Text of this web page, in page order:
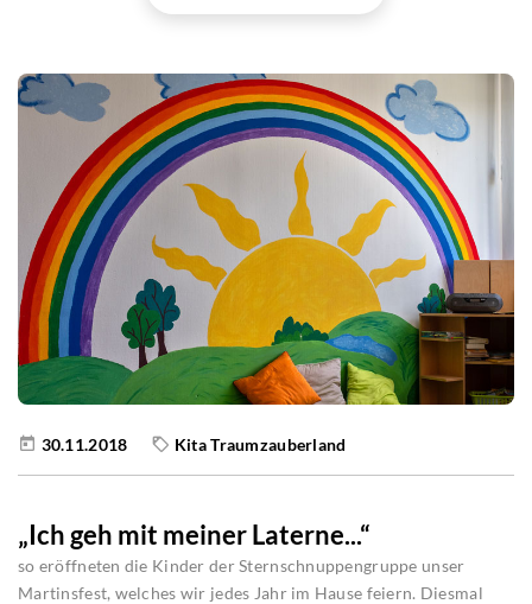
30.11.2018 Kita Traumzauberland
„Ich geh mit meiner Laterne...“
so eröffneten die Kinder der Sternschnuppengruppe unser
Martinsfest, welches wir jedes Jahr im Hause feiern. Diesmal